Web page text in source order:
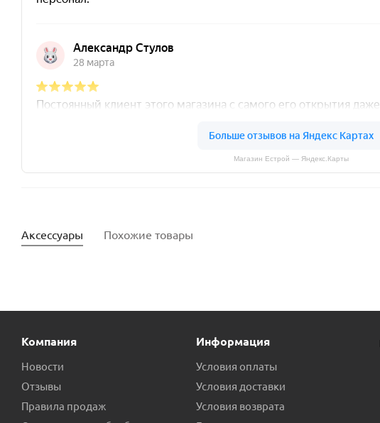
Магазин Естрой — Яндекс.Карты
Аксессуары Похожие товары
Трубка Вентури JSW 55 пр.КНР
Компания
Новости
Отзывы
Правила продаж
Информация
Условия оплаты
Условия доставки
Условия возврата